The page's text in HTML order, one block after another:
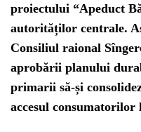
proiectului “Apeduct
autorităților centrale.
Consiliul raional
aprobării planului
primarii să-și
accesul consumatorilor